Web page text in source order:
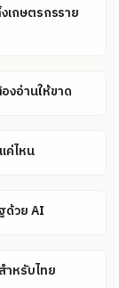
เกษตรกรราย
งอ่านให้ขาด
ค่ไหน
ด้วย AI
ำหรับไทย